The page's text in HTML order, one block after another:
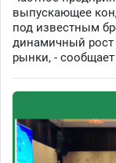
выпускающее
под известным
динамичный
рынки, - сообщает